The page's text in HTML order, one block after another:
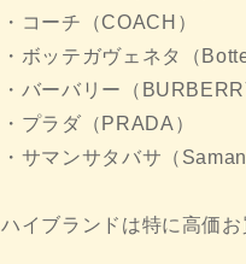
・コーチ（COACH）
・ボッテガヴェネタ（
・バーバリー（
・プラダ（PRADA）
・サマンサタバサ（
ハイブランドは特に高価